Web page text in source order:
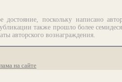
поскольку написано
также прошло более
авторского вознаграждения.
на сайте